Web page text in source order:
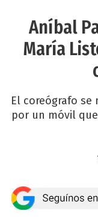
Aníbal
María
El coreógrafo
por un móvil